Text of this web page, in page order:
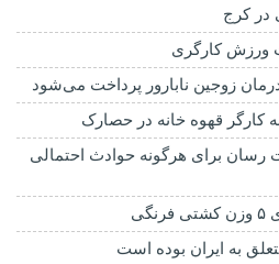
در کرج
ورزش کارگری
کارگر قهوه خانه در حصارک
رسان برای هرگونه حوادث احتمالی
به ایران بوده است